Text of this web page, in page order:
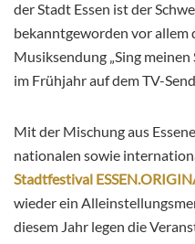
der Stadt Essen ist der
bekanntgeworden vor
Musiksendung „Sing meinen
im Frühjahr auf dem TV-
Mit der Mischung aus
nationalen sowie
Stadtfestival
wieder ein
diesem Jahr legen die